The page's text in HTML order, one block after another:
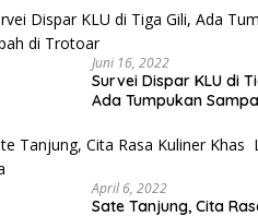
Juni 16, 2022
Survei Dispar KLU di
Ada Tumpukan
April 6, 2022
Sate Tanjung, Cita